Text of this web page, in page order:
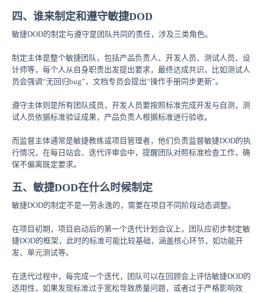
四、谁来制定和遵守敏捷DOD
敏捷DOD的制定与遵守是团队共同的责任，涉及三类角色。
制定主体是整个敏捷团队，包括产品负责人、开发人员、测试人员、设
计师等，每个人从自身职责出发提出要求，最终达成共识，比如测试人
员会强调“无回归bug”，文档专员会提出“操作手册同步更新”。
遵守主体则是所有团队成员，开发人员要按照标准完成开发与自测，测
试人员依据标准验证成果，产品负责人根据标准进行验收。
而监督主体通常是敏捷教练或项目管理者，他们负责监督敏捷DOD的执
行情况，在每日站会、迭代评审会中，提醒团队对照标准检查工作，确
保不偏离既定要求。
五、敏捷DOD在什么时候制定
敏捷DOD的制定不是一劳永逸的，需要在项目不同阶段动态调整。
在项目初期，项目启动后的第一个迭代计划会议上，团队应初步制定敏
捷DOD的框架，此时的标准可能比较基础，涵盖核心环节，如功能开
发、单元测试等。
在迭代过程中，每完成一个迭代，团队可以在回顾会上评估敏捷DOD的
适用性，如果发现标准过于宽松导致质量问题，或者过于严格影响效